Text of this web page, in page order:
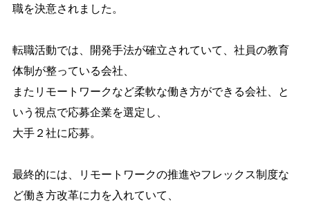
職を決意されました。
転職活動では、開発手法が確立されていて、社員の教育
体制が整っている会社、
またリモートワークなど柔軟な働き方ができる会社、と
いう視点で応募企業を選定し、
大手２社に応募。
最終的には、リモートワークの推進やフレックス制度な
ど働き方改革に力を入れていて、